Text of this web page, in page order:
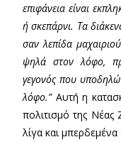
επιφάνεια είναι
ή σκεπάρνι. Τα
σαν λεπίδα
ψηλά στον λόφο,
γεγονός που
λόφο.”Αυτή η
πολιτισμό της Νέας
λίγα και μπερδεμένα